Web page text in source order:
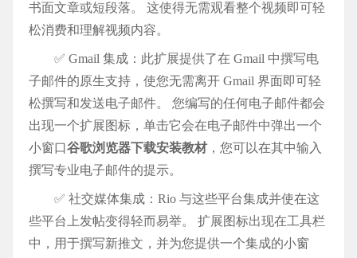
书面文章或短段落。 这使得无需观看整个视频即可轻
松消费和理解视频内容。
✅ Gmail 集成：此扩展提供了在 Gmail 中撰写电
子邮件的原生支持，使您无需离开 Gmail 界面即可轻
松撰写和发送电子邮件。 您编写的任何电子邮件都会
出现一个扩展图标，单击它会在电子邮件中弹出一个
小窗口谷歌浏览器下载安装教材 ，您可以在其中输入
撰写专业电子邮件的提示。
✅ 社交媒体集成：Rio 与这些平台集成并使在这
些平台上发帖变得轻而易举。 扩展图标出现在工具栏
中，用于撰写新推文，并为您提供一个集成的小窗